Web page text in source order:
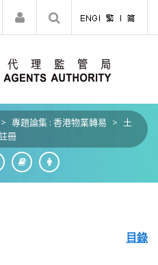
> 專題論集 : 香港物業轉易 > 土
冊
目錄